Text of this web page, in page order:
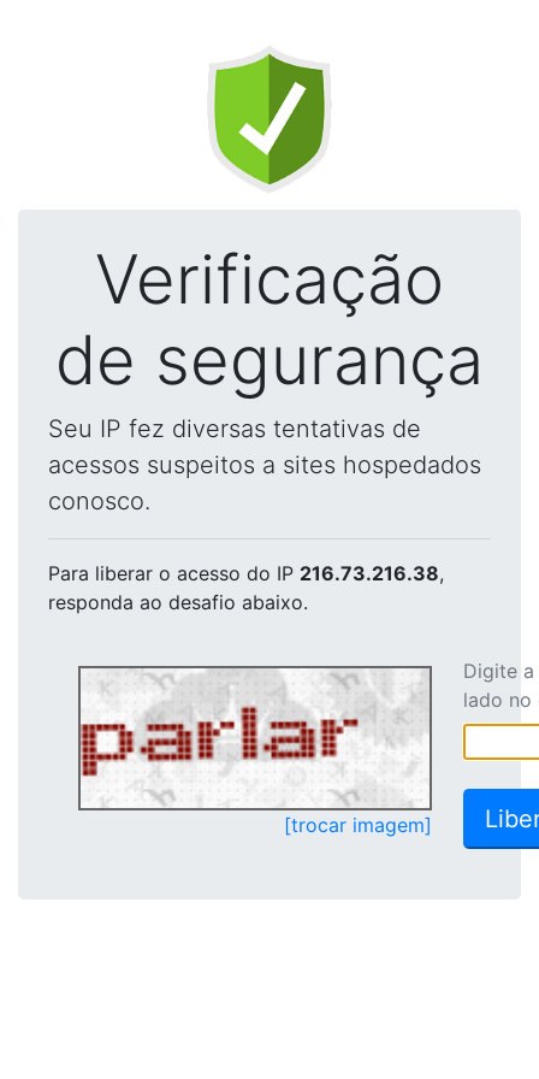
Verificação
de segurança
Seu IP fez diversas tentativas de
acessos suspeitos a sites hospedados
conosco.
Para liberar o acesso do IP 216.73.216.38,
responda ao desafio abaixo.
[trocar imagem]
Digite
lado no